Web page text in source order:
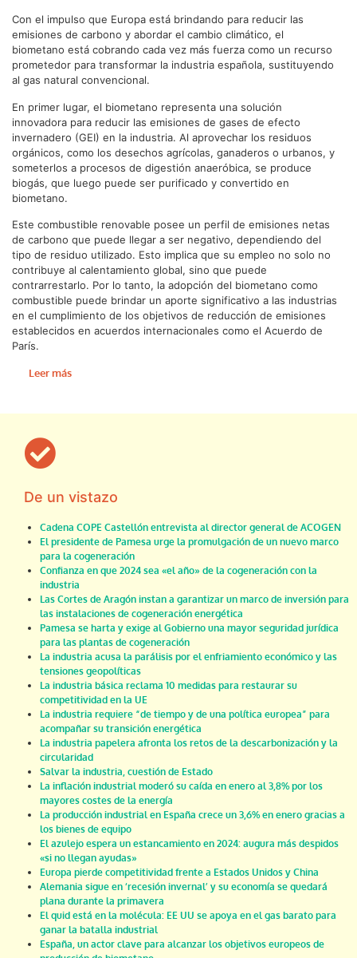
Con el impulso que Europa está brindando para reducir las
emisiones de carbono y abordar el cambio climático, el
biometano está cobrando cada vez más fuerza como un recurso
prometedor para transformar la industria española, sustituyendo
al gas natural convencional.
En primer lugar, el biometano representa una solución
innovadora para reducir las emisiones de gases de efecto
invernadero (GEI) en la industria. Al aprovechar los residuos
orgánicos, como los desechos agrícolas, ganaderos o urbanos, y
someterlos a procesos de digestión anaeróbica, se produce
biogás, que luego puede ser purificado y convertido en
biometano.
Este combustible renovable posee un perfil de emisiones netas
de carbono que puede llegar a ser negativo, dependiendo del
tipo de residuo utilizado. Esto implica que su empleo no solo no
contribuye al calentamiento global, sino que puede
contrarrestarlo. Por lo tanto, la adopción del biometano como
combustible puede brindar un aporte significativo a las industrias
en el cumplimiento de los objetivos de reducción de emisiones
establecidos en acuerdos internacionales como el Acuerdo de
París.
Leer más
De un vistazo
Cadena COPE Castellón entrevista al director general de ACOGEN
El presidente de Pamesa urge la promulgación de un nuevo marco
para la cogeneración
Confianza en que 2024 sea «el año» de la cogeneración con la
industria
Las Cortes de Aragón instan a garantizar un marco de inversión para
las instalaciones de cogeneración energética
Pamesa se harta y exige al Gobierno una mayor seguridad jurídica
para las plantas de cogeneración
La industria acusa la parálisis por el enfriamiento económico y las
tensiones geopolíticas
La industria básica reclama 10 medidas para restaurar su
competitividad en la UE
La industria requiere “de tiempo y de una política europea” para
acompañar su transición energética
La industria papelera afronta los retos de la descarbonización y la
circularidad
Salvar la industria, cuestión de Estado
La inflación industrial moderó su caída en enero al 3,8% por los
mayores costes de la energía
La producción industrial en España crece un 3,6% en enero gracias a
los bienes de equipo
El azulejo espera un estancamiento en 2024: augura más despidos
«si no llegan ayudas»
Europa pierde competitividad frente a Estados Unidos y China
Alemania sigue en ‘recesión invernal’ y su economía se quedará
plana durante la primavera
El quid está en la molécula: EE UU se apoya en el gas barato para
ganar la batalla industrial
España, un actor clave para alcanzar los objetivos europeos de